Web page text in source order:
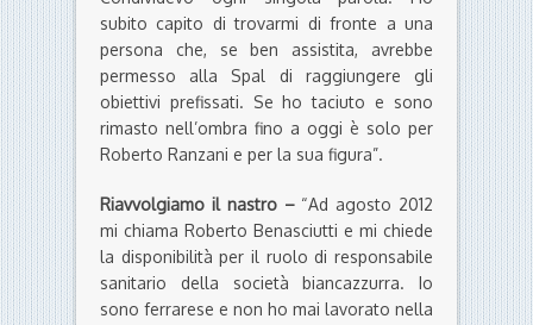
subito capito di trovarmi di fronte a una
persona che, se ben assistita, avrebbe
permesso alla Spal di raggiungere gli
obiettivi prefissati. Se ho taciuto e sono
rimasto nell’ombra fino a oggi è solo per
Roberto Ranzani e per la sua figura”.
Riavvolgiamo il nastro –“Ad agosto 2012
mi chiama Roberto Benasciutti e mi chiede
la disponibilità per il ruolo di responsabile
sanitario della società biancazzurra. Io
sono ferrarese e non ho mai lavorato nella